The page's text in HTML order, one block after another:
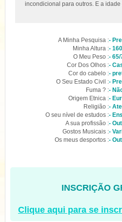
incondicional para outros. E a idade
A Minha Pesquisa :-
Minha Altura :-
O Meu Peso :-
Cor Dos Olhos :-
Cor do cabelo :-
O Seu Estado Civil :-
Fuma ? :-
Origem Etnica :-
Religião :-
O seu nível de estudos :-
A sua profissão :-
Gostos Musicais :-
Os meus desportos :-
INSCRIÇÃO
Clique aqui para se